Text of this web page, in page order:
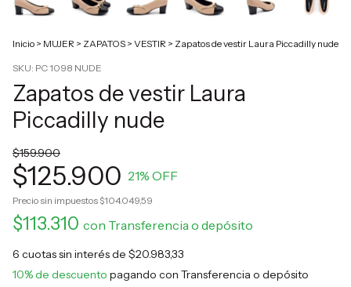
Inicio > MUJER > ZAPATOS > VESTIR > Zapatos de vestir Laura Piccadilly nude
SKU: PC 1098 NUDE
Zapatos de vestir Laura
Piccadilly nude
$159.900
$125.900 21% OFF
Precio sin impuestos$104.049,59
$113.310 con Transferencia o depósito
6 cuotas sin interés de $20.983,33
10% de descuento pagando con Transferencia o depósito